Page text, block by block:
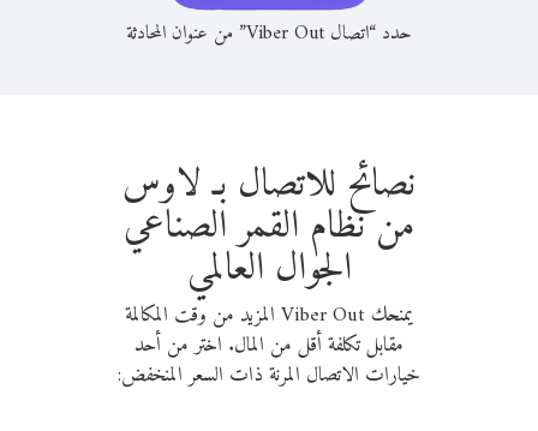
حدد “اتصال Viber Out” من عنوان المحادثة
نصائح للاتصال بـ لاوس
من نظام القمر الصناعي
الجوال العالمي
يمنحك Viber Out المزيد من وقت المكالمة
مقابل تكلفة أقل من المال. اختر من أحد
خيارات الاتصال المرنة ذات السعر المنخفض: